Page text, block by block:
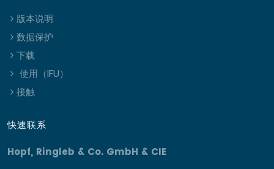
版本说明
数据保护
下载
使用（IFU）
接触
快速联系
Hopf, Ringleb & Co. GmbH & CIE